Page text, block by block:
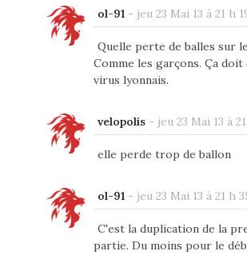
ol-91- jeu 23 Mai 13 à 21 h
Quelle perte de balles sur
Comme les garçons. Ça
virus lyonnais.
velopolis- jeu 23 Mai 13 à
elle perde trop de ballon
ol-91- jeu 23 Mai 13 à 21 h
C'est la duplication de la
partie. Du moins pour le